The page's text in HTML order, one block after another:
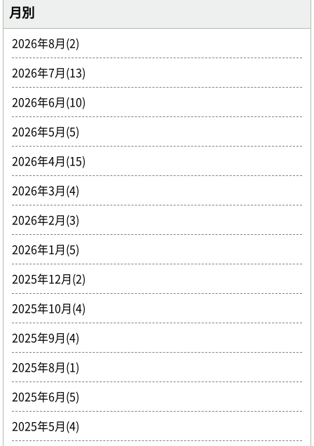
月別
2026年8月(2)
2026年7月(13)
2026年6月(10)
2026年5月(5)
2026年4月(15)
2026年3月(4)
2026年2月(3)
2026年1月(5)
2025年12月(2)
2025年10月(4)
2025年9月(4)
2025年8月(1)
2025年6月(5)
2025年5月(4)